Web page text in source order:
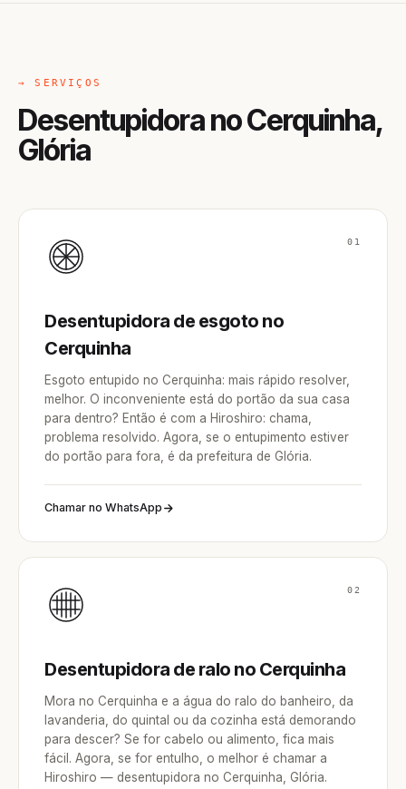
→ SERVIÇOS
Desentupidora no Cerquinha,
Glória
01
Desentupidora de esgoto no
Cerquinha
Esgoto entupido no Cerquinha: mais rápido resolver,
melhor. O inconveniente está do portão da sua casa
para dentro? Então é com a Hiroshiro: chama,
problema resolvido. Agora, se o entupimento estiver
do portão para fora, é da prefeitura de Glória.
Chamar no WhatsApp
02
Desentupidora de ralo no Cerquinha
Mora no Cerquinha e a água do ralo do banheiro, da
lavanderia, do quintal ou da cozinha está demorando
para descer? Se for cabelo ou alimento, fica mais
fácil. Agora, se for entulho, o melhor é chamar a
Hiroshiro — desentupidora no Cerquinha, Glória.